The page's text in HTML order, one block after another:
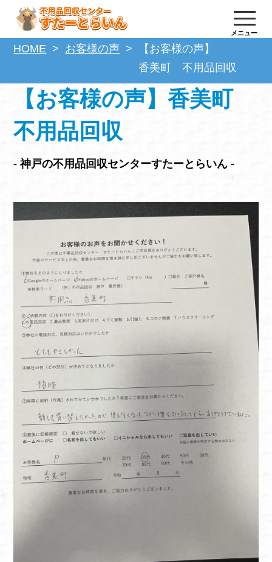
メニュー
HOME お客様の声
【お客様の声】
香美町 不用品回収
【お客様の声】香美町
不用品回収
- 神戸の不用品回収センターすたーとらいん -